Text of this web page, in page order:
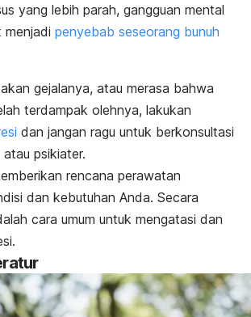
yang lebih parah, gangguan mental
penyebab seseorang bunuh
gejalanya, atau merasa bahwa
terdampak olehnya, lakukan
dan jangan ragu untuk berkonsultasi
psikiater.
rencana perawatan
dan kebutuhan Anda. Secara
cara umum untuk mengatasi dan
.